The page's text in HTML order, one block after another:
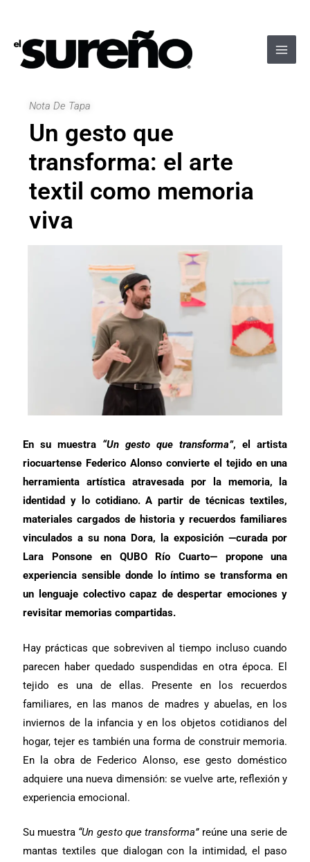
contenido
Nota De Tapa
Un gesto que
transforma: el arte
textil como memoria
viva
En su muestra “Un gesto que transforma”, el artista
riocuartense Federico Alonso convierte el tejido en una
herramienta artística atravesada por la memoria, la
identidad y lo cotidiano. A partir de técnicas textiles,
materiales cargados de historia y recuerdos familiares
vinculados a su nona Dora, la exposición —curada por
Lara Ponsone en QUBO Río Cuarto— propone una
experiencia sensible donde lo íntimo se transforma en
un lenguaje colectivo capaz de despertar emociones y
revisitar memorias compartidas.
Hay prácticas que sobreviven al tiempo incluso cuando
parecen haber quedado suspendidas en otra época. El
tejido es una de ellas. Presente en los recuerdos
familiares, en las manos de madres y abuelas, en los
inviernos de la infancia y en los objetos cotidianos del
hogar, tejer es también una forma de construir memoria.
En la obra de Federico Alonso, ese gesto doméstico
adquiere una nueva dimensión: se vuelve arte, reflexión y
experiencia emocional.
Su muestra “Un gesto que transforma”reúne una serie de
mantas textiles que dialogan con la intimidad, el paso
entradas